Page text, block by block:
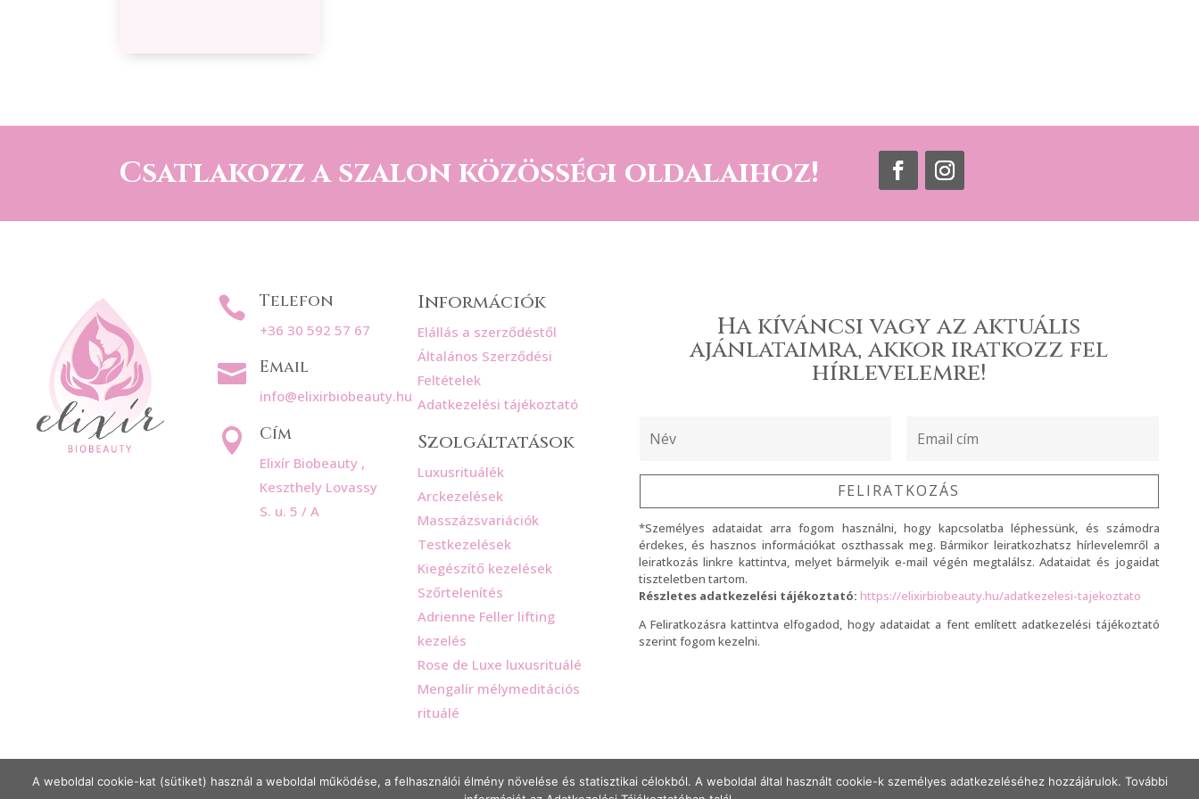
Csatlakozz a szalon közösségi oldalaihoz!
 Telefon
+36 30 592 57 67
 Email
info@elixirbiobeauty.hu
 Cím
Elixír Biobeauty ,
Keszthely Lovassy
S. u. 5 / A
Információk
Elállás a szerződéstől
Általános Szerződési
Feltételek
Adatkezelési tájékoztató
Szolgáltatások
Luxusrituálék
Arckezelések
Masszázsvariációk
Testkezelések
Kiegészítő kezelések
Szőrtelenítés
Adrienne Feller lifting
kezelés
Rose de Luxe luxusrituálé
Mengalír mélymeditációs
rituálé
Ha kíváncsi vagy az aktuális
ajánlataimra, akkor iratkozz fel
hírlevelemre!
FELIRATKOZÁS
*Személyes adataidat arra fogom használni, hogy kapcsolatba léphessünk, és számodra
érdekes, és hasznos információkat oszthassak meg. Bármikor leiratkozhatsz hírlevelemről a
leiratkozás linkre kattintva, melyet bármelyik e-mail végén megtalálsz. Adataidat és jogaidat
tiszteletben tartom.
Részletes adatkezelési tájékoztató: https://elixirbiobeauty.hu/adatkezelesi-tajekoztato
A Feliratkozásra kattintva elfogadod, hogy adataidat a fent említett adatkezelési tájékoztató
szerint fogom kezelni.
A weboldal cookie-kat (sütiket) használ a weboldal működése, a felhasználói élmény növelése és statisztikai célokból. A weboldal által használt cookie-k személyes adatkezeléséhez hozzájárulok. További